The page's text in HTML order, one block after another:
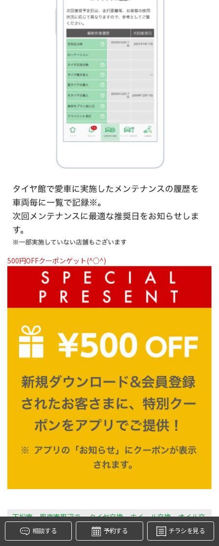
500円OFFクーポンゲット(^○^)
下松市 周南市周辺でタイヤ交換 ホイール交換 オイル交
換 バッテリー交換 ワイパー交換 エアコンフィルター交換
アライメント調整 タイヤ履き替え 脱着 付け替え など検
相談する 予約する チラシを見る
タイヤ点検・安全点検/タイヤ履き替え/オイル交換/その他